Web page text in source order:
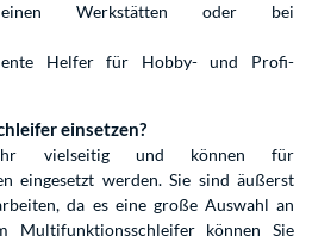
Werkstätten oder bei
Helfer für Hobby- und Profi-
einsetzen?
vielseitig und können für
eingesetzt werden. Sie sind äußerst
da es eine große Auswahl an
Multifunktionsschleifer können Sie